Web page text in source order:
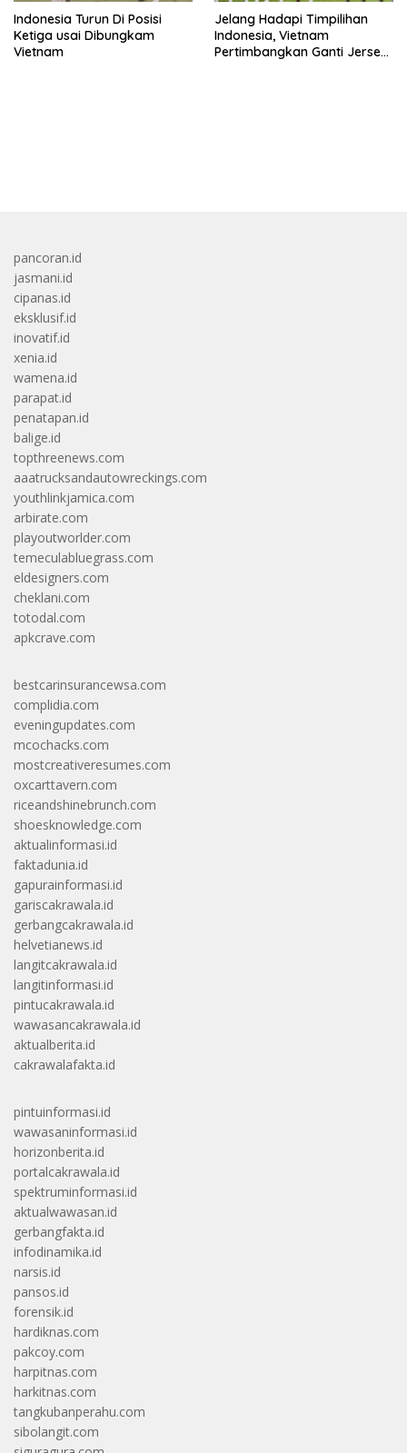
Indonesia Turun Di Posisi
Ketiga usai Dibungkam
Vietnam
Jelang Hadapi Timpilihan
Indonesia, Vietnam
Pertimbangkan Ganti Jersey
pancoran.id
jasmani.id
cipanas.id
eksklusif.id
inovatif.id
xenia.id
wamena.id
parapat.id
penatapan.id
balige.id
topthreenews.com
aaatrucksandautowreckings.com
youthlinkjamica.com
arbirate.com
playoutworlder.com
temeculabluegrass.com
eldesigners.com
cheklani.com
totodal.com
apkcrave.com
bestcarinsurancewsa.com
complidia.com
eveningupdates.com
mcochacks.com
mostcreativeresumes.com
oxcarttavern.com
riceandshinebrunch.com
shoesknowledge.com
aktualinformasi.id
faktadunia.id
gapurainformasi.id
gariscakrawala.id
gerbangcakrawala.id
helvetianews.id
langitcakrawala.id
langitinformasi.id
pintucakrawala.id
wawasancakrawala.id
aktualberita.id
cakrawalafakta.id
pintuinformasi.id
wawasaninformasi.id
horizonberita.id
portalcakrawala.id
spektruminformasi.id
aktualwawasan.id
gerbangfakta.id
infodinamika.id
narsis.id
pansos.id
forensik.id
hardiknas.com
pakcoy.com
harpitnas.com
harkitnas.com
tangkubanperahu.com
sibolangit.com